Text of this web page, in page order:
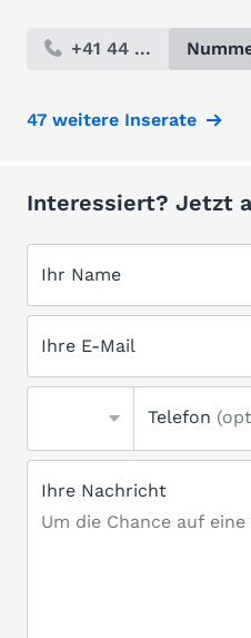
+41 44 ...
47 weitere Inserate
Interessiert? Jetzt
Ihr Name
Ihre E-Mail
Telefon
Ihre Nachricht